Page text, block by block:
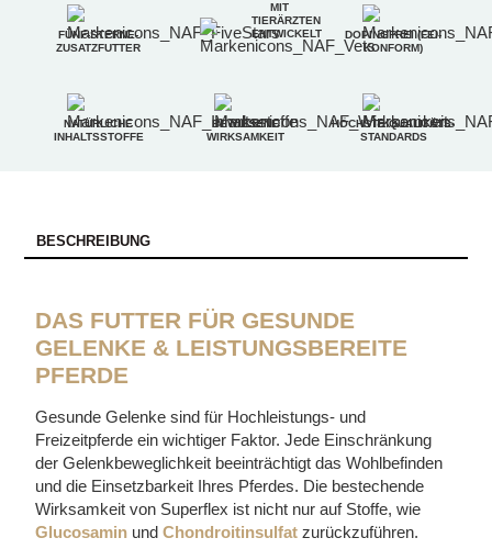
FÜNF-STERNE-
ZUSATZFUTTER
MIT
TIERÄRZTEN
ENTWICKELT
DOPINGFREI (FEI-
KONFORM)
NATÜRLICHE
INHALTSSTOFFE
BEWIESENE
WIRKSAMKEIT
HÖCHSTE QUALITÄTS-
STANDARDS
BESCHREIBUNG
DAS FUTTER FÜR GESUNDE
GELENKE & LEISTUNGSBEREITE
PFERDE
Gesunde Gelenke sind für Hochleistungs- und
Freizeitpferde ein wichtiger Faktor. Jede Einschränkung
der Gelenkbeweglichkeit beeinträchtigt das Wohlbefinden
und die Einsetzbarkeit Ihres Pferdes. Die bestechende
Wirksamkeit von Superflex ist nicht nur auf Stoffe, wie
Glucosamin undChondroitinsulfat zurückzuführen.